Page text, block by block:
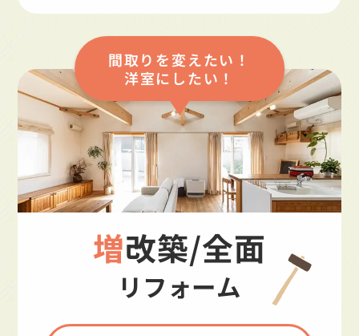
間取りを変えたい！
洋室にしたい！
増改築/全面
リフォーム